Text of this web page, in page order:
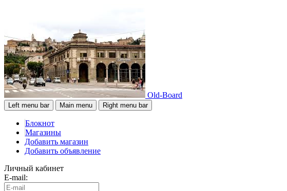
Old-Board
Left menu bar Main menu Right menu bar
Блокнот
Магазины
Добавить магазин
Добавить объявление
Личный кабинет
E-mail: